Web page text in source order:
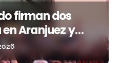
firman dos
Aranjuez y
la tarde ante un